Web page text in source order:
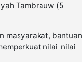
Tambrauw (5
masyarakat, bantuan
nilai-nilai